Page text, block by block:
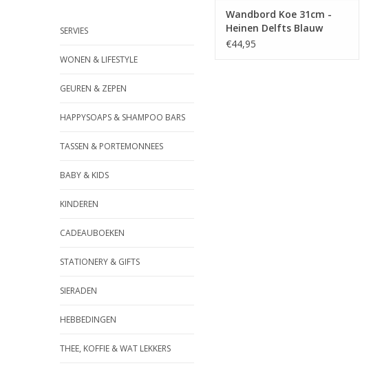
SERVIES
WONEN & LIFESTYLE
GEUREN & ZEPEN
HAPPYSOAPS & SHAMPOO BARS
TASSEN & PORTEMONNEES
BABY & KIDS
KINDEREN
CADEAUBOEKEN
STATIONERY & GIFTS
SIERADEN
HEBBEDINGEN
THEE, KOFFIE & WAT LEKKERS
Wandbord Koe 31cm -
Heinen Delfts Blauw
€44,95